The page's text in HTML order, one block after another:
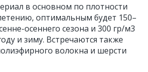
в основном по плотности
оптимальным будет 150–
осеннего сезона и 300 гр/м3
и зиму. Встречаются также
волокна и шерсти